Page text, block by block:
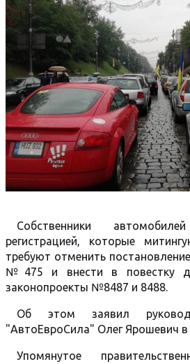
Собственники
регистрацией, которые
требуют отменить
№475 и внести в повестку
законопроекты №8487 и 8488.
Об этом заявил
"АвтоЕвроСила" Олег Ярошевич
Упомянутое